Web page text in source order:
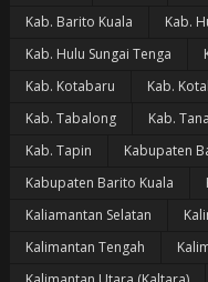
Kab. Barito Kuala
Kab.
Kab. Hulu Sungai Tenga
Kab. Kotabaru
Kab.
Kab. Tabalong
Kab.
Kab. Tapin
Kabupaten
Kabupaten Barito Kuala
Kaliamantan Selatan
Kalimantan Tengah